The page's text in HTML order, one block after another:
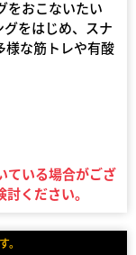
をおこないたい
をはじめ、スナ
様な筋トレや有酸
ている場合がござ
ください。
。